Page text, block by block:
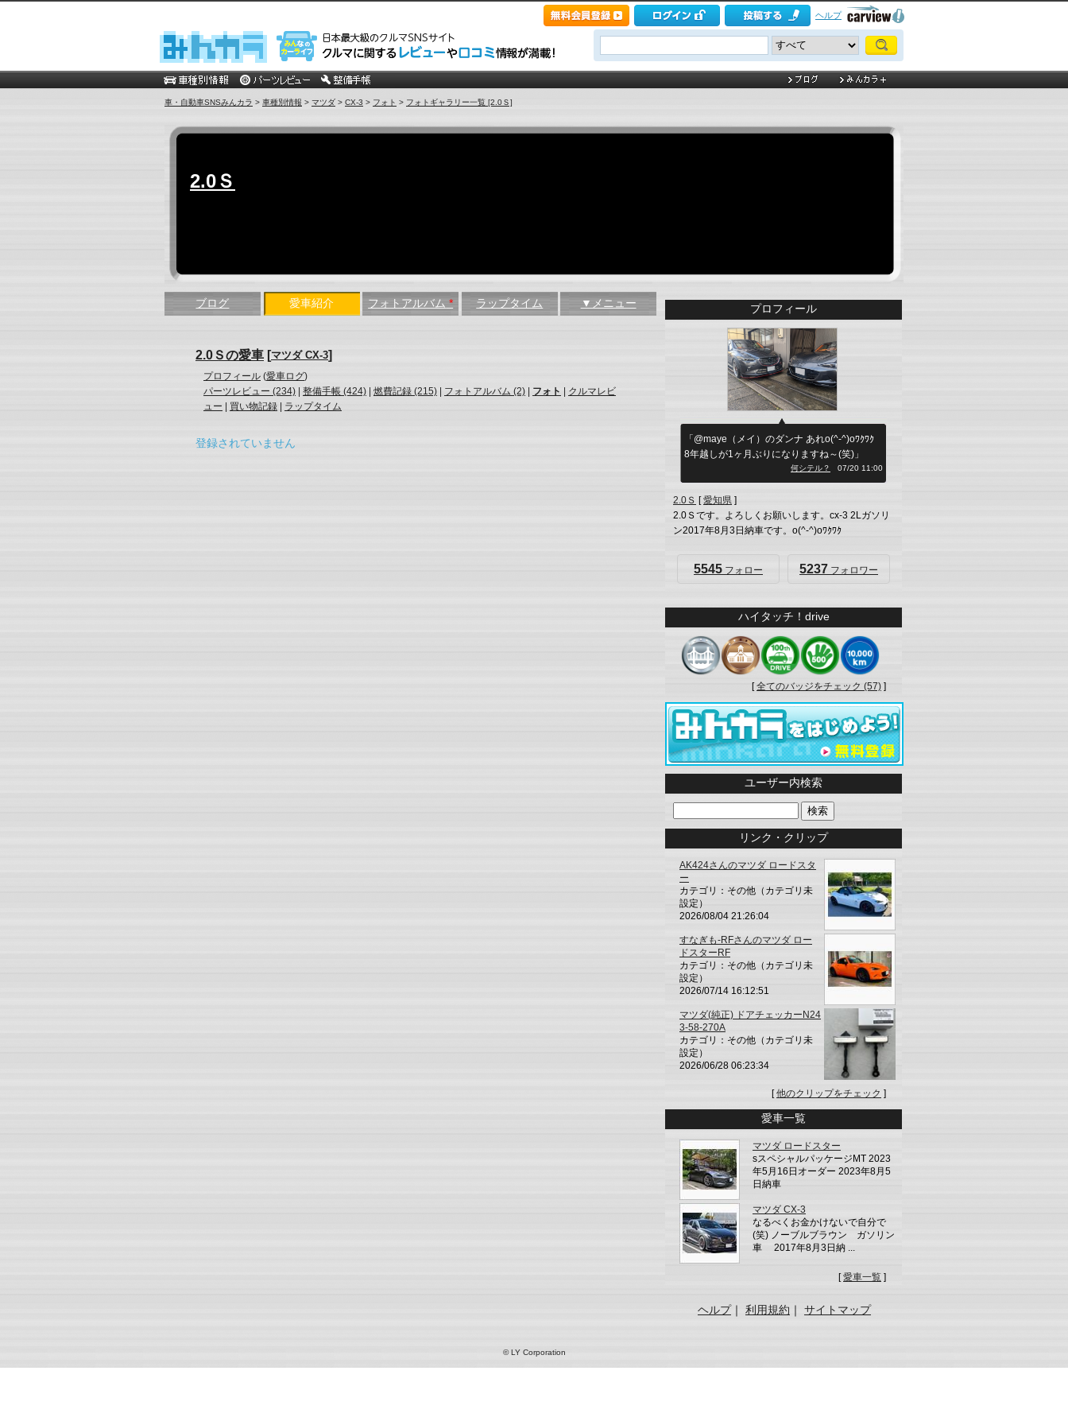
ヘルプ
車・自動車SNSみんカラ > 車種別情報 > マツダ > CX-3 > フォト > フォトギャラリー一覧 [2.0Ｓ]
2.0Ｓ
ブログ 愛車紹介 フォトアルバム * ラップタイム ▼メニュー
2.0Ｓの愛車 [マツダ CX-3]
プロフィール (愛車ログ)
パーツレビュー (234)
整備手帳 (424) 燃費記録 (215) フォトアルバム (2) フォト
クルマレビ
ュー
買い物記録 ラップタイム
登録されていません
プロフィール
「@maye（メイ）のダンナ あれo(^-^)oﾜｸﾜｸ
8年越しが1ヶ月ぶりになりますね～(笑)」
何シテル？ 07/20 11:00
2.0Ｓ [愛知県 ]
2.0Ｓです。よろしくお願いします。cx-3 2Lガソリ
ン2017年8月3日納車です。o(^-^)oﾜｸﾜｸ
5545 フォロー 5237 フォロワー
ハイタッチ！drive
[全てのバッジをチェック (57) ]
ユーザー内検索
リンク・クリップ
AK424さんのマツダ ロードスタ
ー
カテゴリ：その他（カテゴリ未
設定）
2026/08/04 21:26:04
すなぎも-RFさんのマツダ ロー
ドスターRF
カテゴリ：その他（カテゴリ未
設定）
2026/07/14 16:12:51
マツダ(純正) ドアチェッカーN24
3-58-270A
カテゴリ：その他（カテゴリ未
設定）
2026/06/28 06:23:34
[他のクリップをチェック ]
愛車一覧
マツダ ロードスター
sスペシャルパッケージMT 2023
年5月16日オーダー 2023年8月5
日納車
マツダ CX-3
なるべくお金かけないで自分で
(笑) ノーブルブラウン ガソリン
車 2017年8月3日納 ...
[愛車一覧 ]
ヘルプ｜ 利用規約 ｜ サイトマップ
© LY Corporation